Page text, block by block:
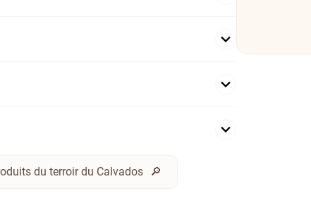
du terroir du Calvados